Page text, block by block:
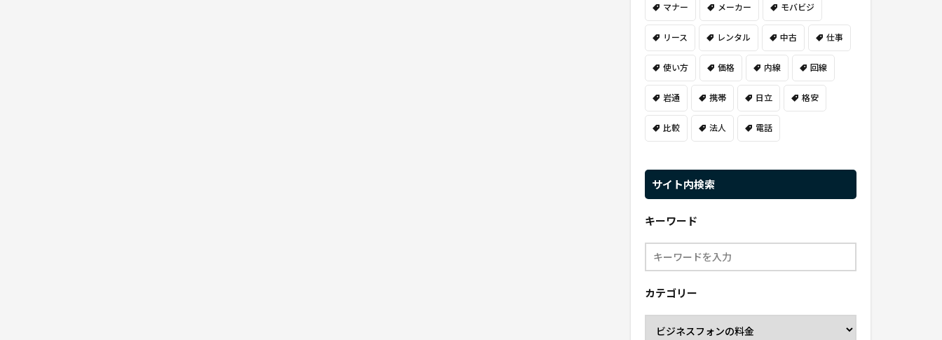
マナー メーカー モバビジ
リース レンタル 中古 仕事
使い方 価格 内線 回線
岩通 携帯 日立 格安
比較 法人 電話
サイト内検索
キーワード
カテゴリー